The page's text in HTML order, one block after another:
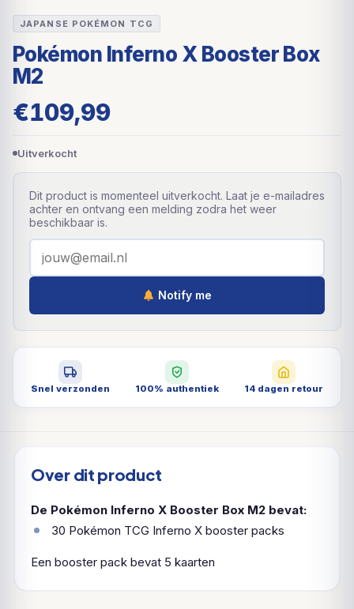
JAPANSE POKÉMON TCG
Pokémon Inferno X Booster Box
M2
€109,99
Uitverkocht
Dit product is momenteel uitverkocht. Laat je e-mailadres
achter en ontvang een melding zodra het weer
beschikbaar is.
Notify me
Snel verzonden 100% authentiek 14 dagen retour
Over dit product
De Pokémon Inferno X Booster Box M2 bevat:
30 Pokémon TCG Inferno X booster packs
Een booster pack bevat 5 kaarten